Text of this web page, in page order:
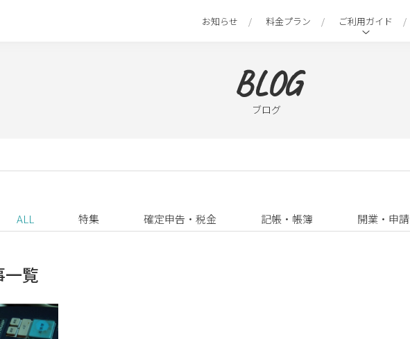
お知らせ 料金プラン ご利用ガイド
BLOG
ブログ
ALL 特集 確定申告・税金 記帳・帳簿 開業・申請
一覧